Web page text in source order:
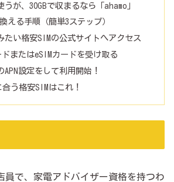
うが、30GBで収まるなら「ahamo」
える手順（簡単3ステップ）
い格安SIMの公式サイトへアクセス
またはeSIMカードを受け取る
設定をして利用開始！
う格安SIMはこれ！
員で、家電アドバイザー資格を持つわ